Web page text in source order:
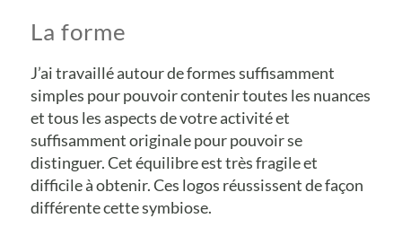
La forme
J’ai travaillé autour de formes suffisamment
simples pour pouvoir contenir toutes les nuances
et tous les aspects de votre activité et
suffisamment originale pour pouvoir se
distinguer. Cet équilibre est très fragile et
difficile à obtenir. Ces logos réussissent de façon
différente cette symbiose.